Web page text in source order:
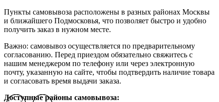
Пункты самовывоза расположены в разных районах Москвы
и ближайшего Подмосковья, что позволяет быстро и удобно
получить заказ в нужном месте.
Важно: самовывоз осуществляется по предварительному
согласованию. Перед приездом обязательно свяжитесь с
нашим менеджером по телефону или через электронную
почту, указанную на сайте, чтобы подтвердить наличие товара
и согласовать время выдачи заказа.
Доступные районы самовывоза: